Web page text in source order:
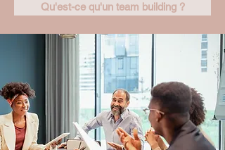
Qu'est-ce qu'un team building ?